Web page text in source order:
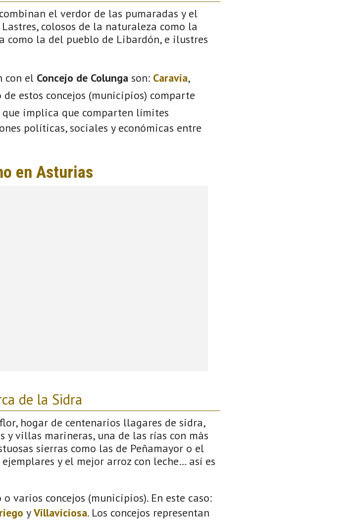
el verdor de las pumaradas y el
colosos de la naturaleza como la
como la del pueblo de Libardón, e ilustres
con el Concejo de Colunga son: Caravia,
de estos concejos (municipios) comparte
que implica que comparten límites
políticas, sociales y económicas entre
de la Sidra
hogar de centenarios llagares de sidra,
y villas marineras, una de las rías con más
sierras como las de Peñamayor o el
y el mejor arroz con leche… así es
varios concejos (municipios). En este caso:
yVillaviciosa. Los concejos representan